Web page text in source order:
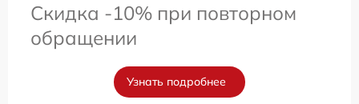
Скидка -10% при повторном
обращении
Узнать подробнее